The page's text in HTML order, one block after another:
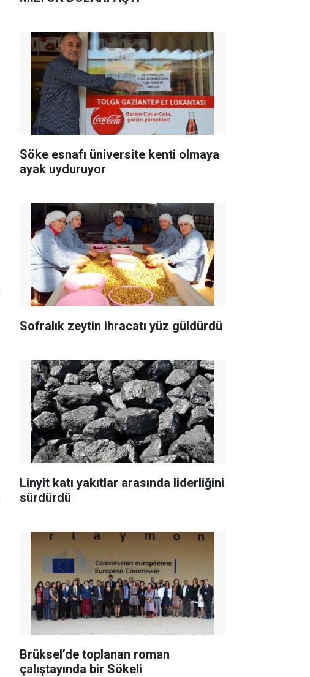
Söke esnafı üniversite kenti olmaya
ayak uyduruyor
Sofralık zeytin ihracatı yüz güldürdü
Linyit katı yakıtlar arasında liderliğini
sürdürdü
Brüksel’de toplanan roman
çalıştayında bir Sökeli